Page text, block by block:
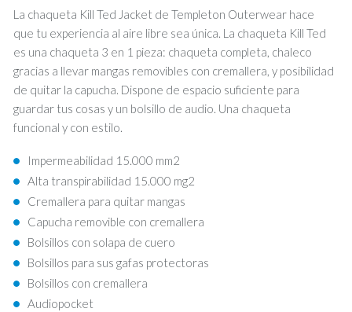
La chaqueta Kill Ted Jacket de Templeton Outerwear hace
que tu experiencia al aire libre sea única. La chaqueta Kill Ted
es una chaqueta 3 en 1 pieza: chaqueta completa, chaleco
gracias a llevar mangas removibles con cremallera, y posibilidad
de quitar la capucha. Dispone de espacio suficiente para
guardar tus cosas y un bolsillo de audio. Una chaqueta
funcional y con estilo.
Impermeabilidad 15.000 mm2
Alta transpirabilidad 15.000 mg2
Cremallera para quitar mangas
Capucha removible con cremallera
Bolsillos con solapa de cuero
Bolsillos para sus gafas protectoras
Bolsillos con cremallera
Audiopocket